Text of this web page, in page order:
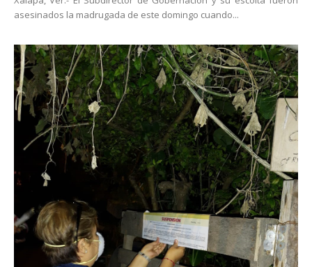
asesinados la madrugada de este domingo cuando...